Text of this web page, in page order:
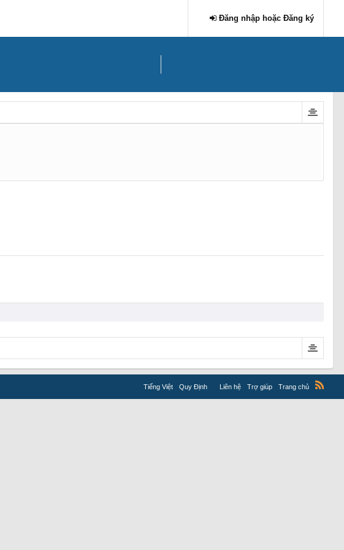
Đăng nhập hoặc Đăng ký
Tiếng Việt Quy Định Liên hệ Trợ giúp Trang chủ